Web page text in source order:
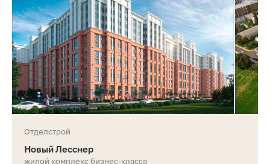
Отделстрой
Новый Лесснер
жилой комплекс бизнес-класса